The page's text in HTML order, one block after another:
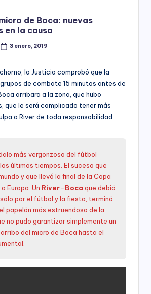
de Boca: nuevas
en la causa
3 enero, 2019
la Justicia comprobó que la
de combate 15 minutos antes de
arribara a la zona, que hubo
que le será complicado tener más
a River de toda responsabilidad
más vergonzoso del fútbol
últimos tiempos. El suceso que
y que llevó la final de la Copa
Europa. Un River–Boca que debió
por el fútbol y la fiesta, terminó
papelón más estruendoso de la
no pudo garantizar simplemente un
del micro de Boca hasta el